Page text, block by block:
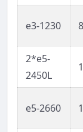
e3-1230
2*e5-
2450L
e5-2660